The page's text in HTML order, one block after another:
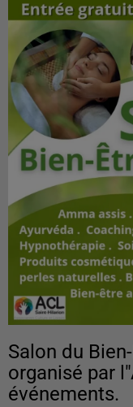
Salon du
organisé par
événements.